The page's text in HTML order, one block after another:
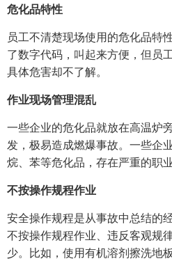
危化品特性
员工不清楚现场使用的危化品特
了数字代码，叫起来方便，但员
具体危害却不了解。
作业现场管理混乱
一些企业的危化品就放在高温炉
发，极易造成燃爆事故。一些企
烷、苯等危化品，存在严重的职业
不按操作规程作业
安全操作规程是从事故中总结的
不按操作规程作业、违反客观规
少。比如，使用有机溶剂擦洗地